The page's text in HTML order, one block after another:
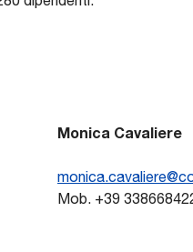
Monica Cavaliere
Mob. +39